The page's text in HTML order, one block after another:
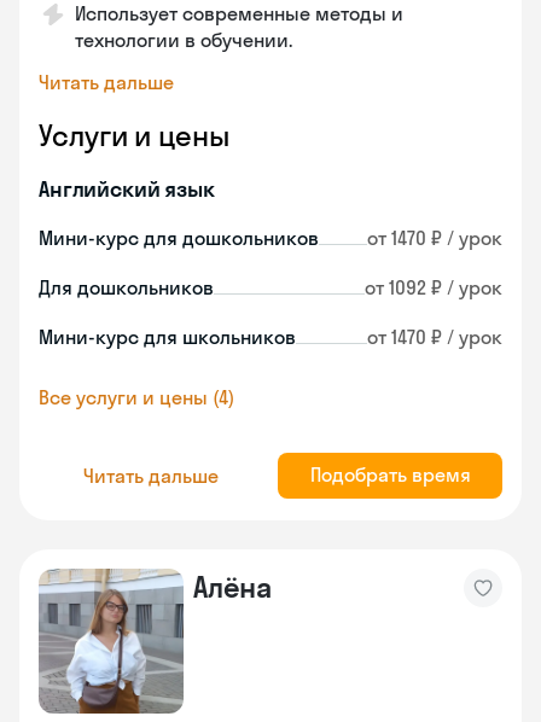
Использует современные методы и
технологии в обучении.
Читать дальше
Услуги и цены
Английский язык
Мини-курс для дошкольников от 1470 ₽ / урок
Для дошкольников от 1092 ₽ / урок
Мини-курс для школьников от 1470 ₽ / урок
Все услуги и цены (4)
Читать дальше Подобрать время
Алёна